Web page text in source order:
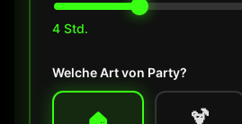
4 Std.
Welche Art von Party?
🍹